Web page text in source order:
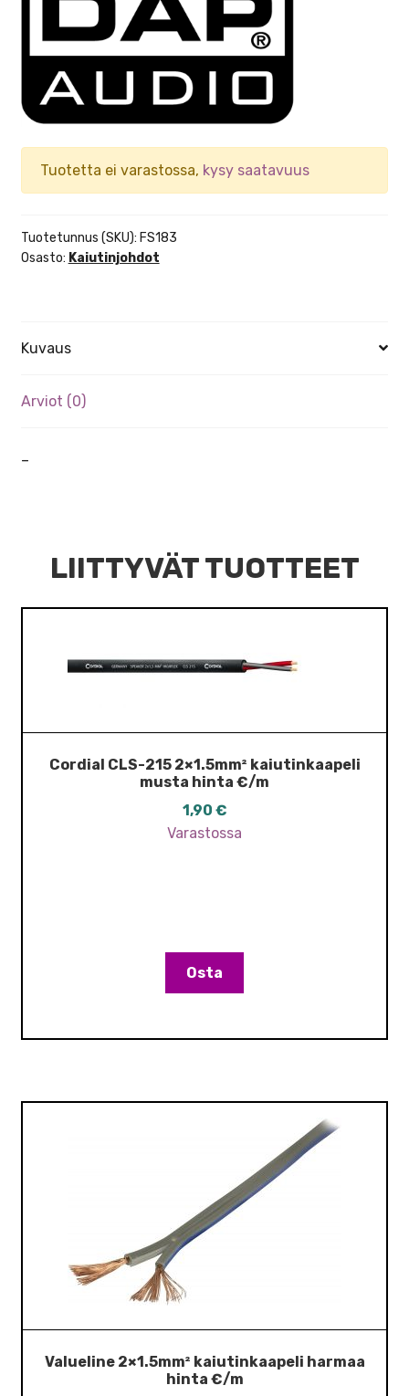
Tuotetta ei varastossa, kysy saatavuus
Tuotetunnus (SKU): FS183
Osasto: Kaiutinjohdot
Kuvaus
Arviot (0)
–
LIITTYVÄT TUOTTEET
Cordial CLS-215 2×1.5mm² kaiutinkaapeli
musta hinta €/m
1,90 €
Varastossa
Osta
Valueline 2×1.5mm² kaiutinkaapeli harmaa
hinta €/m